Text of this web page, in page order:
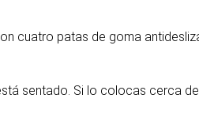
cuatro patas de goma
sentado. Si lo colocas cerca